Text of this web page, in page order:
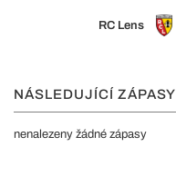
RC Lens
NÁSLEDUJÍCÍ ZÁPASY
nenalezeny žádné zápasy